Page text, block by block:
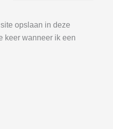
opslaan in deze
keer wanneer ik een